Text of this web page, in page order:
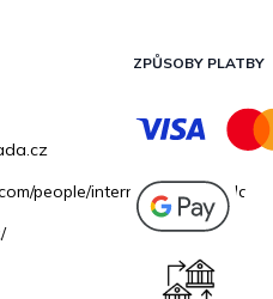
people/
ZPŮSOBY PLATBY